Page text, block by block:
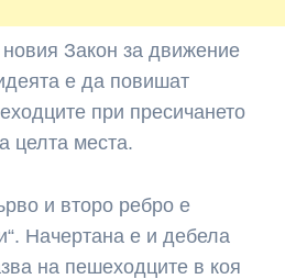
Закон за движение
е да повишат
при пресичането
целта места.
и второ ребро е
Начертана е и дебела
на пешеходците в коя